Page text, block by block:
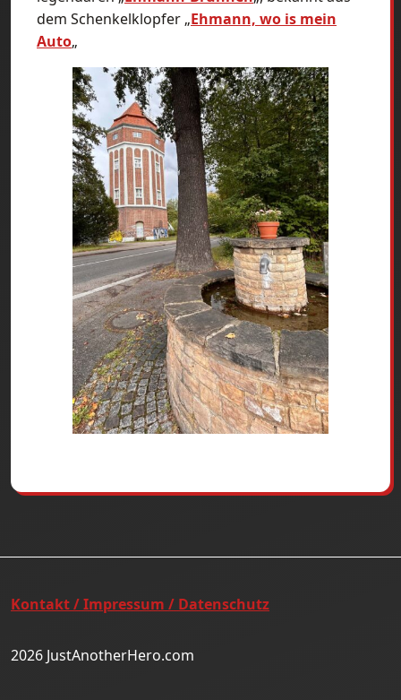
dem Schenkelklopfer „Ehmann, wo is mein
Auto„
Kontakt / Impressum / Datenschutz
2026 JustAnotherHero.com